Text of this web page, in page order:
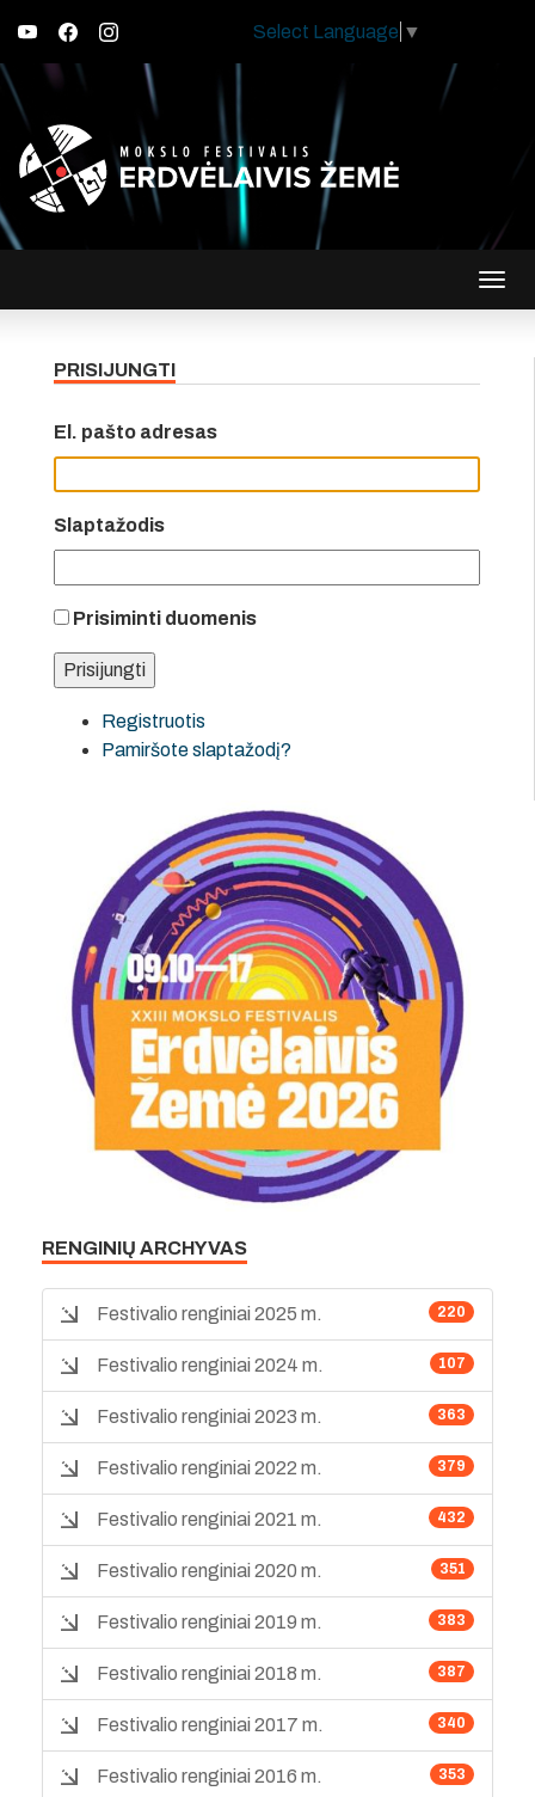
Select Language ▼
PRISIJUNGTI
El. pašto adresas
Slaptažodis
Prisiminti duomenis
Registruotis
Pamiršote slaptažodį?
RENGINIŲ ARCHYVAS
220
Festivalio renginiai 2025 m.
107
Festivalio renginiai 2024 m.
363
Festivalio renginiai 2023 m.
379
Festivalio renginiai 2022 m.
432
Festivalio renginiai 2021 m.
351
Festivalio renginiai 2020 m.
383
Festivalio renginiai 2019 m.
387
Festivalio renginiai 2018 m.
340
Festivalio renginiai 2017 m.
353
Festivalio renginiai 2016 m.